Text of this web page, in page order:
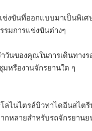
ข่งขันที่ออกแบบมาเป็นพิเ
รมการแข่งขันต่างๆ
ของคุณในการเดินทางรอ
หรืองานจักรยานใด ๆ
ลไนไตรล์บิวทาไดอีนสไ
กหลายสำหรับรถจักรยา